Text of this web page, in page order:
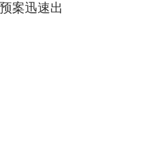
案迅速出